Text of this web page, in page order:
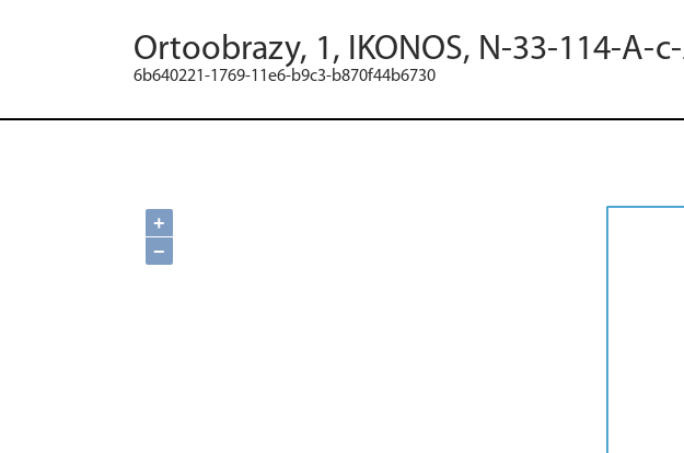
Ortoobrazy, 1, IKONOS, N-33-114-A-
6b640221-1769-11e6-b9c3-b870f44b6730
+
−